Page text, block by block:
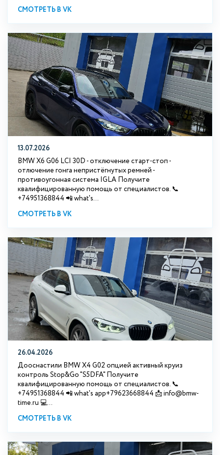
СМОТРЕТЬ В VK
13.07.2026
BMW X6 G06 LCI 30D - отключение старт-стоп -
отлючение гонга непристёгнутых ремней -
противоугонная система IGLA Получите
квалифицированную помощь от специалистов. 📞
+74951368844 📲 what's...
СМОТРЕТЬ В VK
26.04.2026
Дооснастили BMW X4 G02 опцией активный круиз
контроль Stop&Go "S5DFA" Получите
квалифицированную помощь от специалистов. 📞
+74951368844 📲 what's app+79623668844 📩 info@bmw-
time.ru 💻...
СМОТРЕТЬ В VK